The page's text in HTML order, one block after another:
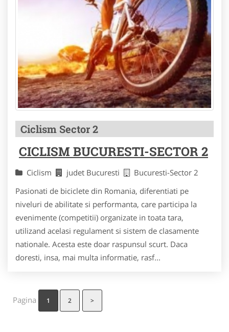
Ciclism Sector 2
CICLISM BUCURESTI-SECTOR 2
Ciclism judet Bucuresti
Bucuresti-Sector 2
Pasionati de biciclete din Romania, diferentiati pe
niveluri de abilitate si performanta, care participa la
evenimente (competitii) organizate in toata tara,
utilizand acelasi regulament si sistem de clasamente
nationale. Acesta este doar raspunsul scurt. Daca
doresti, insa, mai multa informatie, rasf...
Pagina 1 2 >